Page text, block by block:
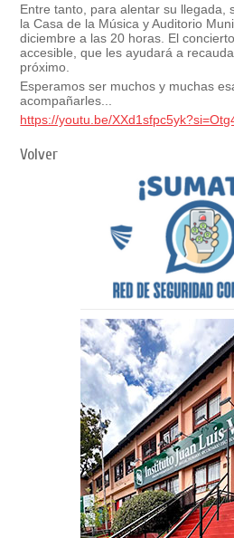
Entre tanto, para alentar su llegada,
la Casa de la Música y Auditorio
diciembre a las 20 horas. El
accesible, que les ayudará a
próximo.
Esperamos ser muchos y muchas
acompañarles...
https://youtu.be/
Volver